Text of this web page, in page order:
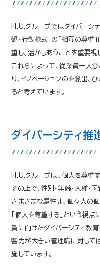
H.U.グループではダイバーシ
観・行動様式」の「相互の尊重
重し、活かしあうことを重要視
これらによって、従業員一人
り、イノベーションのを創出
ると考えています。
ダイバーシティ
H.U.グループは、個人を尊重
その上で、性別・年齢・人種・
さまざまな属性は、個々人の
「個人を尊重する」という視
員に向けたダイバーシティ教育
響力が大きい管理職に対して
施しています。